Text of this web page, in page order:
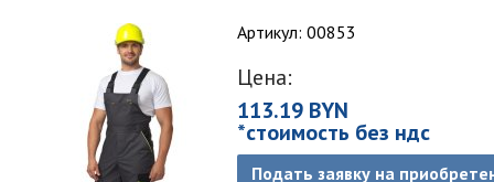
Артикул: 00853
Цена:
113.19 BYN
*стоимость без ндс
Подать заявку на